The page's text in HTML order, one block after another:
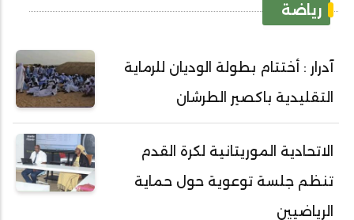
رياضة
آدرار : أختتام بطولة الوديان للرماية
التقليدية باكصير الطرشان
الاتحادية الموريتانية لكرة القدم
تنظم جلسة توعوية حول حماية
الرياضيين